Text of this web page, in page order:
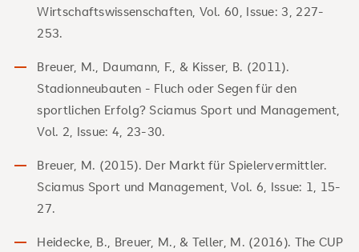
Wirtschaftswissenschaften, Vol. 60, Issue: 3, 227-
253.
Breuer, M., Daumann, F., & Kisser, B. (2011).
Stadionneubauten - Fluch oder Segen für den
sportlichen Erfolg? Sciamus Sport und Management,
Vol. 2, Issue: 4, 23-30.
Breuer, M. (2015). Der Markt für Spielervermittler.
Sciamus Sport und Management, Vol. 6, Issue: 1, 15-
27.
Heidecke, B., Breuer, M., & Teller, M. (2016). The CUP